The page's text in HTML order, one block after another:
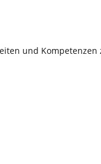
und Kompetenzen